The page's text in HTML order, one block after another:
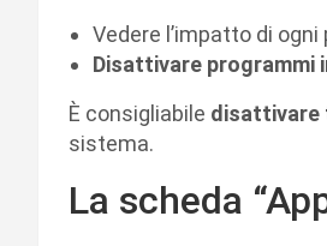
Vedere l’impatto di
Disattivare programmi
È consigliabile disattivare
sistema.
La scheda